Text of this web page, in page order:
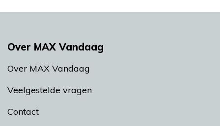
Over MAX Vandaag
Over MAX Vandaag
Veelgestelde vragen
Contact